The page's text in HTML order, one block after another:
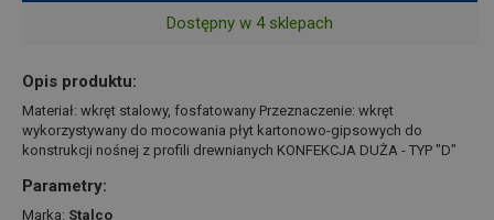
Dostępny w 4 sklepach
Opis produktu:
Materiał: wkręt stalowy, fosfatowany Przeznaczenie: wkręt
wykorzystywany do mocowania płyt kartonowo-gipsowych do
konstrukcji nośnej z profili drewnianych KONFEKCJA DUŻA - TYP "D"
Parametry:
Marka: Stalco